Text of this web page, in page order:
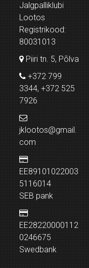
Jalgpalliklubi
Lootos
Registrikood:
80031013
Piiri tn. 5, Põlva
+372 799
3344, +372 525
7926
jklootos@gmail.
com
EE89101022003
5116014
SEB pank
EE28220000112
0246675
Swedbank